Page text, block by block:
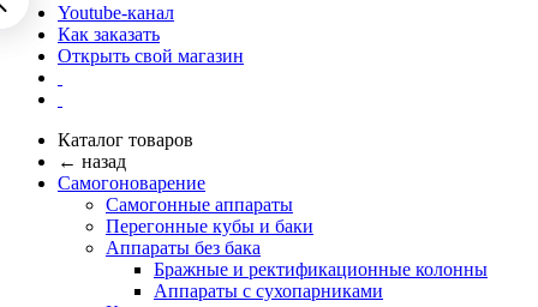
Youtube-канал
Как заказать
Открыть свой магазин
Каталог товаров
← назад
Самогоноварение
Самогонные аппараты
Перегонные кубы и баки
Аппараты без бака
Бражные и ректификационные колонны
Аппараты с сухопарниками